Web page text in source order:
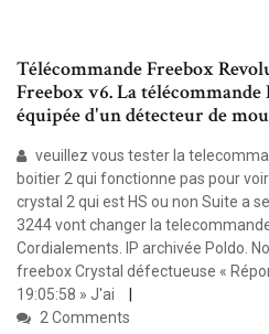
Télécommande Freebox
Freebox v6. La
équipée d'un détecteur de
veuillez vous tester la
boitier 2 qui fonctionne pas pour
crystal 2 qui est HS ou non Suite a
3244 vont changer la
Cordialements. IP archivée Poldo.
freebox Crystal défectueuse «
19:05:58 » J'ai
2 Comments